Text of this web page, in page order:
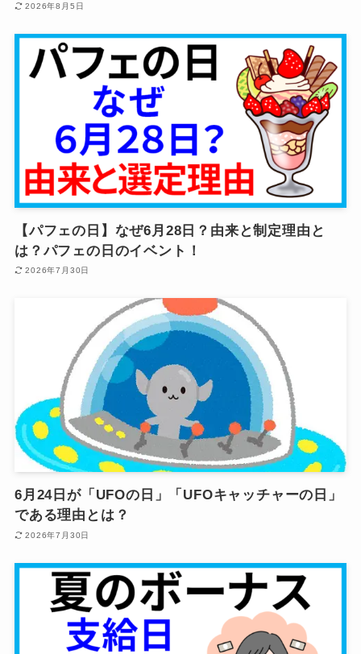
2026年8月5日
【パフェの日】なぜ6月28日？由来と制定理由と
は？パフェの日のイベント！
2026年7月30日
6月24日が「UFOの日」「UFOキャッチャーの日」
である理由とは？
2026年7月30日